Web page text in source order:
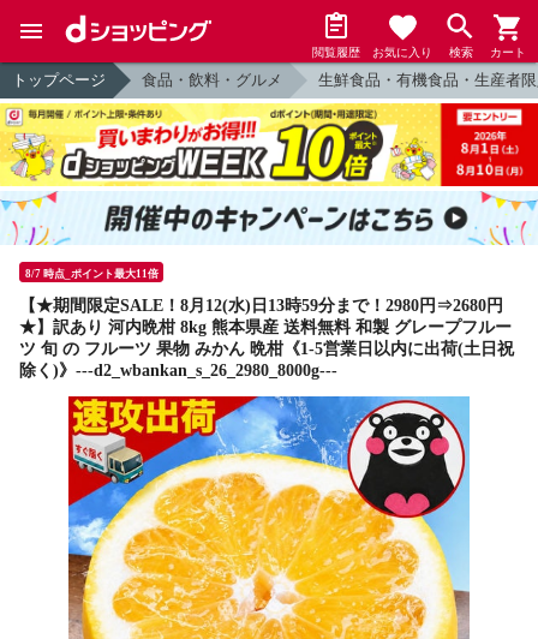
閲覧履歴 お気に入り 検索 カート
トップページ 食品・飲料・グルメ 生鮮食品・有機食品・生産者
8/7 時点_ポイント最大11倍
【★期間限定SALE！8月12(水)日13時59分まで！2980円⇒2680円
★】訳あり 河内晩柑 8kg 熊本県産 送料無料 和製 グレープフルー
ツ 旬 の フルーツ 果物 みかん 晩柑《1-5営業日以内に出荷(土日祝
除く)》---d2_wbankan_s_26_2980_8000g---